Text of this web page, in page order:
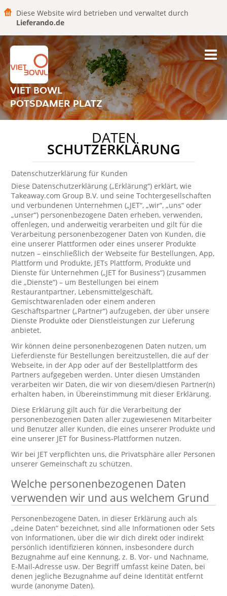
Diese Website wird betrieben und verwaltet durch
Lieferando.de
VIET BOWL
POTSDAMER PLATZ
DATEN
SCHUTZERKLÄRUNG
Datenschutzerklärung für Kunden
Diese Datenschutzerklärung („Erklärung“) erklärt, wie
Takeaway.com Group B.V. und seine Tochtergesellschaften
und verbundenen Unternehmen („JET“, „wir“, „uns“ oder
„unser“) personenbezogene Daten erheben, verwenden,
offenlegen, und anderweitig verarbeiten und gilt für die
Verarbeitung personenbezogener Daten von Kunden, die
eine unserer Plattformen oder eines unserer Produkte
nutzen – einschließlich der Webseite für Bestellungen, App,
Plattform und Produkte, JETs Plattform, Produkte und
Dienste für Unternehmen („JET for Business“) (zusammen
die „Dienste“) – um Bestellungen bei einem
Restaurantpartner, Lebensmittelgeschäft,
Gemischtwarenladen oder einem anderen
Geschäftspartner („Partner“) aufzugeben, der über unsere
Dienste Produkte oder Dienstleistungen zur Lieferung
anbietet.
Wir können deine personenbezogenen Daten nutzen, um
Lieferdienste für Bestellungen bereitzustellen, die auf der
Webseite, in der App oder auf der Bestellplattform des
Partners aufgegeben werden. Unter diesen Umständen
verarbeiten wir Daten, die wir von diesem/diesen Partner(n)
erhalten haben, in Übereinstimmung mit dieser Erklärung.
Diese Erklärung gilt auch für die Verarbeitung der
personenbezogenen Daten aller zugewiesenen Mitarbeiter
und Benutzer aller Kunden, die eines unserer Produkte und
eine unserer JET for Business-Plattformen nutzen.
Wir bei JET verpflichten uns, die Privatsphäre aller Personen
unserer Gemeinschaft zu schützen.
Welche personenbezogenen Daten
verwenden wir und aus welchem Grund
Personenbezogene Daten, in dieser Erklärung auch als
„deine Daten“ bezeichnet, sind alle Informationen oder Sets
von Informationen, über die wir dich direkt oder indirekt
persönlich identifizieren können, insbesondere durch
Bezugnahme auf eine Kennung, z. B. Vor- und Nachname,
E-Mail-Adresse usw. Der Begriff umfasst keine Daten, bei
denen jegliche Bezugnahme auf deine Identität entfernt
wurde (anonyme Daten).